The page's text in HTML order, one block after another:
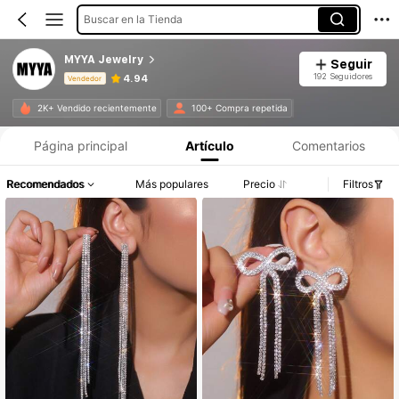
Buscar en la Tienda
MYYA Jewelry
Vendedor 4.94
Seguir
192 Seguidores
2K+ Vendido recientemente 100+ Compra repetida
Página principal Artículo Comentarios
Recomendados Más populares Precio Filtros